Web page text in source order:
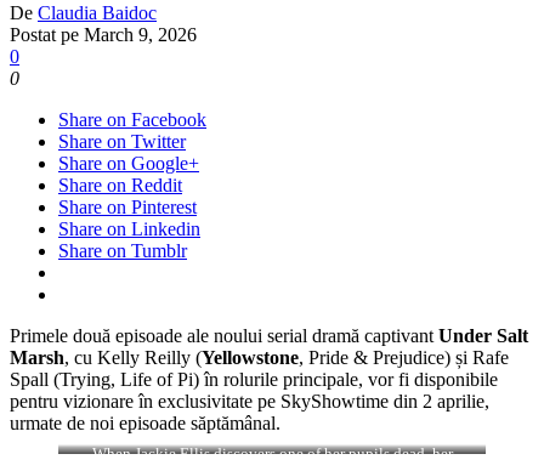
De Claudia Baidoc
Postat pe March 9, 2026
0
0
Share on Facebook
Share on Twitter
Share on Google+
Share on Reddit
Share on Pinterest
Share on Linkedin
Share on Tumblr
Primele două episoade ale noului serial dramă captivant Under Salt
Marsh, cu Kelly Reilly (Yellowstone, Pride & Prejudice) și Rafe
Spall (Trying, Life of Pi) în rolurile principale, vor fi disponibile
pentru vizionare în exclusivitate pe SkyShowtime din 2 aprilie,
urmate de noi episoade săptămânal.
When Jackie Ellis discovers one of her pupils dead, her